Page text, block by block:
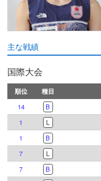
主な戦績
国際大会
順位 種目
14
B
1
L
1
B
7
L
7
B